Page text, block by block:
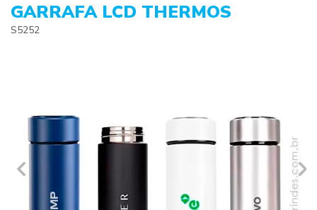
GARRAFA LCD THERMOS
S5252